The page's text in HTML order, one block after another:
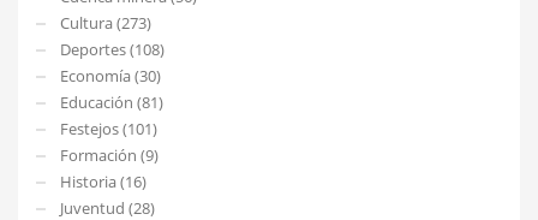
Cultura (273)
Deportes (108)
Economía (30)
Educación (81)
Festejos (101)
Formación (9)
Historia (16)
Juventud (28)